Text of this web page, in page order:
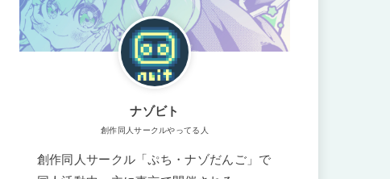
ナゾビト
創作同人サークルやってる人
創作同人サークル「ぷち・ナゾだんご」で